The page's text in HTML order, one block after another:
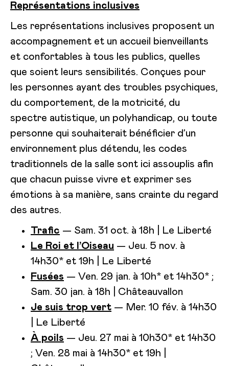
Représentations inclusives
Les représentations inclusives proposent un
accompagnement et un accueil bienveillants
et confortables à tous les publics, quelles
que soient leurs sensibilités. Conçues pour
les personnes ayant des troubles psychiques,
du comportement, de la motricité, du
spectre autistique, un polyhandicap, ou toute
personne qui souhaiterait bénéficier d’un
environnement plus détendu, les codes
traditionnels de la salle sont ici assouplis afin
que chacun puisse vivre et exprimer ses
émotions à sa manière, sans crainte du regard
des autres.
Trafic — Sam. 31 oct. à 18h | Le Liberté
Le Roi et l’Oiseau — Jeu. 5 nov. à
14h30* et 19h | Le Liberté
Fusées — Ven. 29 jan. à 10h* et 14h30* ;
Sam. 30 jan. à 18h | Châteauvallon
Je suis trop vert — Mer. 10 fév. à 14h30
| Le Liberté
À poils — Jeu. 27 mai à 10h30* et 14h30
; Ven. 28 mai à 14h30* et 19h |